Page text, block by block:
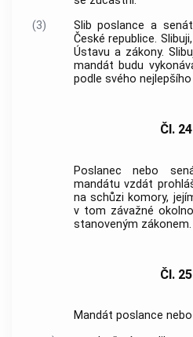
(3)
Slib poslance a
České republice.
Ústavu a zákony.
mandát budu
podle svého
Čl. 24
Poslanec nebo
mandátu vzdát
na schůzi komory,
v tom závažné
stanoveným zákonem.
Čl. 25
Mandát poslance